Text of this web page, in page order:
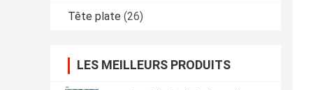
Tête plate (26)
LES MEILLEURS PRODUITS